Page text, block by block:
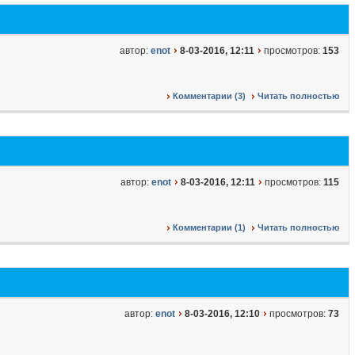
автор: enot 8-03-2016, 12:11 просмотров: 153
Комментарии (3) Читать полностью
автор: enot 8-03-2016, 12:11 просмотров: 115
Комментарии (1) Читать полностью
автор: enot 8-03-2016, 12:10 просмотров: 73